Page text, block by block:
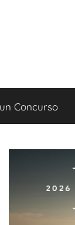
Concurso